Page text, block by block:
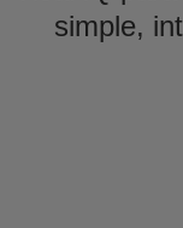
simple,